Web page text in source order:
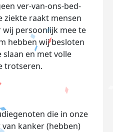
ver-van-ons-bed-
ziekte raakt mensen
wij persoonlijk mee te
hebben wij besloten
en met volle
trotseren.
die in onze
kanker (hebben)